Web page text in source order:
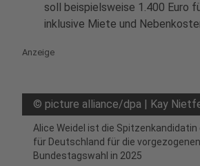
soll beispielsweise 1.400 Euro
inklusive Miete und
Anzeige
© picture alliance/dpa | Kay
Alice Weidel ist die
für Deutschland für die vorgezogenen
Bundestagswahl in 2025